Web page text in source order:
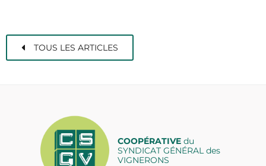
TOUS LES ARTICLES
COOPÉRATIVEdu
SYNDICAT GÉNÉRAL des
VIGNERONS